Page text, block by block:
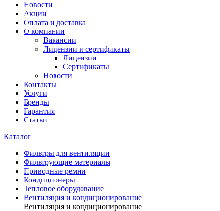
Новости
Акции
Оплата и доставка
О компании
Вакансии
Лицензии и сертификаты
Лицензии
Сертификаты
Новости
Контакты
Услуги
Бренды
Гарантия
Статьи
Каталог
Фильтры для вентиляции
Фильтрующие материалы
Приводные ремни
Кондиционеры
Тепловое оборудование
Вентиляция и кондиционирование
Вентиляция и кондиционирование